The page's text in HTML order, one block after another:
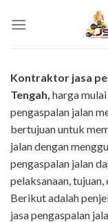
Kontraktor jasa
Tengah, harga
pengaspalan jalan
bertujuan untuk
jalan dengan
pengaspalan jalan
pelaksanaan,
Berikut adalah
jasa pengaspalan